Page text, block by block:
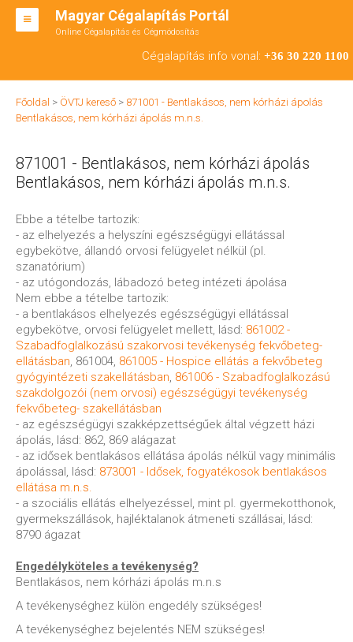
Magyar Cégalapítás Portál
Online Cégalapítás és Cégmódosítás
Cégalapítás info vonal: +36 30 220 1100
BT ALAPÍTÁS
RT ALAPÍTÁS
ÁTALAKULÁS
ENGEDÉLYKÖTELES
IRODÁK
Főoldal > ÖVTJ kereső > 871001 - Bentlakásos, nem kórházi ápolás
Bentlakásos, nem kórházi ápolás m.n.s.
871001 - Bentlakásos, nem kórházi ápolás
Bentlakásos, nem kórházi ápolás m.n.s.
Ebbe a tételbe tartozik:
- az elhelyezés a helyszíni egészségügyi ellátással
egybekötve, állandó orvosi felügyelet nélkül (pl.
szanatórium)
- az utógondozás, lábadozó beteg intézeti ápolása
Nem ebbe a tételbe tartozik:
- a bentlakásos elhelyezés egészségügyi ellátással
egybekötve, orvosi felügyelet mellett, lásd: 861002 -
Szabadfoglalkozású szakorvosi tevékenység fekvőbeteg-
ellátásban, 861004, 861005 - Hospice ellátás a fekvőbeteg
gyógyintézeti szakellátásban, 861006 - Szabadfoglalkozású
szakdolgozói (nem orvosi) egészségügyi tevékenység
fekvőbeteg- szakellátásban
- az egészségügyi szakképzettségűek által végzett házi
ápolás, lásd: 862, 869 alágazat
- az idősek bentlakásos ellátása ápolás nélkül vagy minimális
ápolással, lásd: 873001 - Idősek, fogyatékosok bentlakásos
ellátása m.n.s.
- a szociális ellátás elhelyezéssel, mint pl. gyermekotthonok,
gyermekszállások, hajléktalanok átmeneti szállásai, lásd:
8790 ágazat
Engedélyköteles a tevékenység?
Bentlakásos, nem kórházi ápolás m.n.s
A tevékenységhez külön engedély szükséges!
A tevékenységhez bejelentés NEM szükséges!